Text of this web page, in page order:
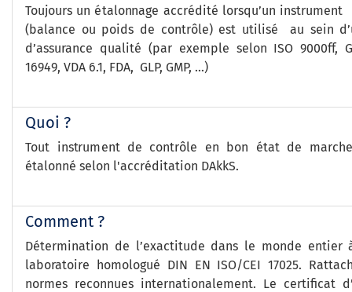
Toujours un étalonnage accrédité lorsqu’un
(balance ou poids de contrôle) est utilisé au sein
d’assurance qualité (par exemple selon ISO 9000ff,
16949, VDA 6.1, FDA, GLP, GMP, ...)
Quoi ?
Tout instrument de contrôle en bon état de
étalonné selon l'accréditation DAkkS.
Comment ?
Détermination de l’exactitude dans le monde entier
laboratoire homologué DIN EN ISO/CEI 17025.
normes reconnues internationalement. Le certificat